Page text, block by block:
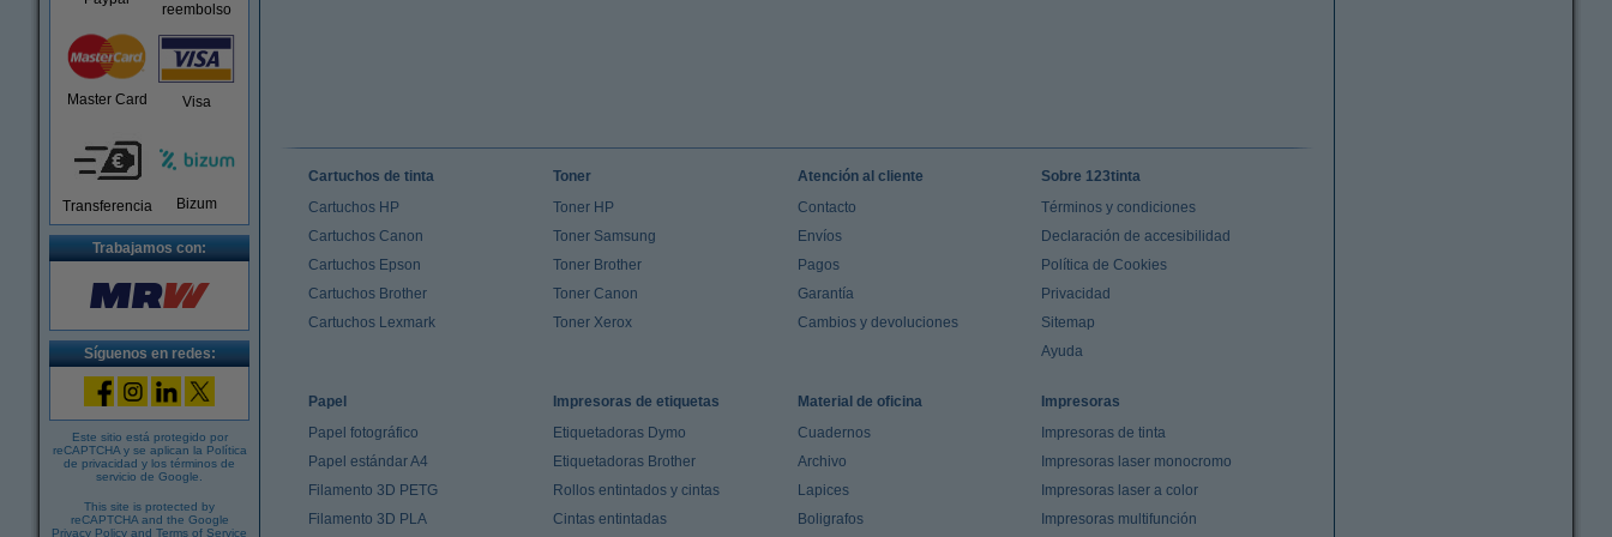
reembolso
Master Card Visa
Transferencia Bizum
Trabajamos con:
Síguenos en redes:
Este sitio está protegido por
reCAPTCHA y se aplican la Política
de privacidad y los términos de
servicio de Google
This site is protected by
reCAPTCHA and the Google
Privacy Policy and Terms of Service
Cartuchos de tinta
Cartuchos HP
Cartuchos Canon
Cartuchos Epson
Cartuchos Brother
Cartuchos Lexmark
Toner
Toner HP
Toner Samsung
Toner Brother
Toner Canon
Toner Xerox
Atención al cliente
Contacto
Envíos
Pagos
Garantía
Cambios y devoluciones
Sobre 123tinta
Términos y condiciones
Declaración de accesibilidad
Política de Cookies
Privacidad
Sitemap
Ayuda
Papel
Papel fotográfico
Papel estándar A4
Filamento 3D PETG
Filamento 3D PLA
Impresoras de etiquetas
Etiquetadoras Dymo
Etiquetadoras Brother
Rollos entintados y cintas
Cintas entintadas
Material de oficina
Cuadernos
Archivo
Lapices
Boligrafos
Impresoras
Impresoras de tinta
Impresoras laser monocromo
Impresoras laser a color
Impresoras multifunción